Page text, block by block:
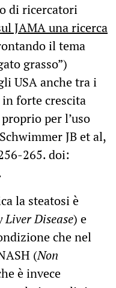
di ricercatori
JAMA una ricerca
il tema
grasso”)
USA anche tra i
forte crescita
per l’uso
JB et al,
265. doi:
la steatosi è
Disease) e
che nel
(Non
è invece